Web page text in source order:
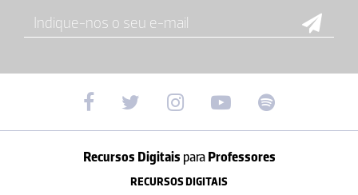
Recursos Digitais paraProfessores
RECURSOS DIGITAIS